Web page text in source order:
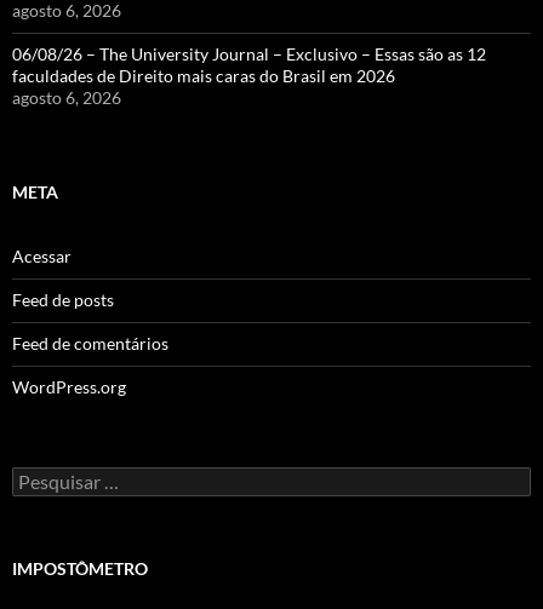
agosto 6, 2026
06/08/26 – The University Journal – Exclusivo – Essas são as 12
faculdades de Direito mais caras do Brasil em 2026
agosto 6, 2026
META
Acessar
Feed de posts
Feed de comentários
WordPress.org
Pesquisar
por:
IMPOSTÔMETRO